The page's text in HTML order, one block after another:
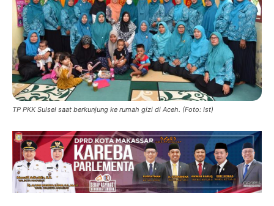
TP PKK Sulsel saat berkunjung ke rumah gizi di Aceh. (Foto: Ist)